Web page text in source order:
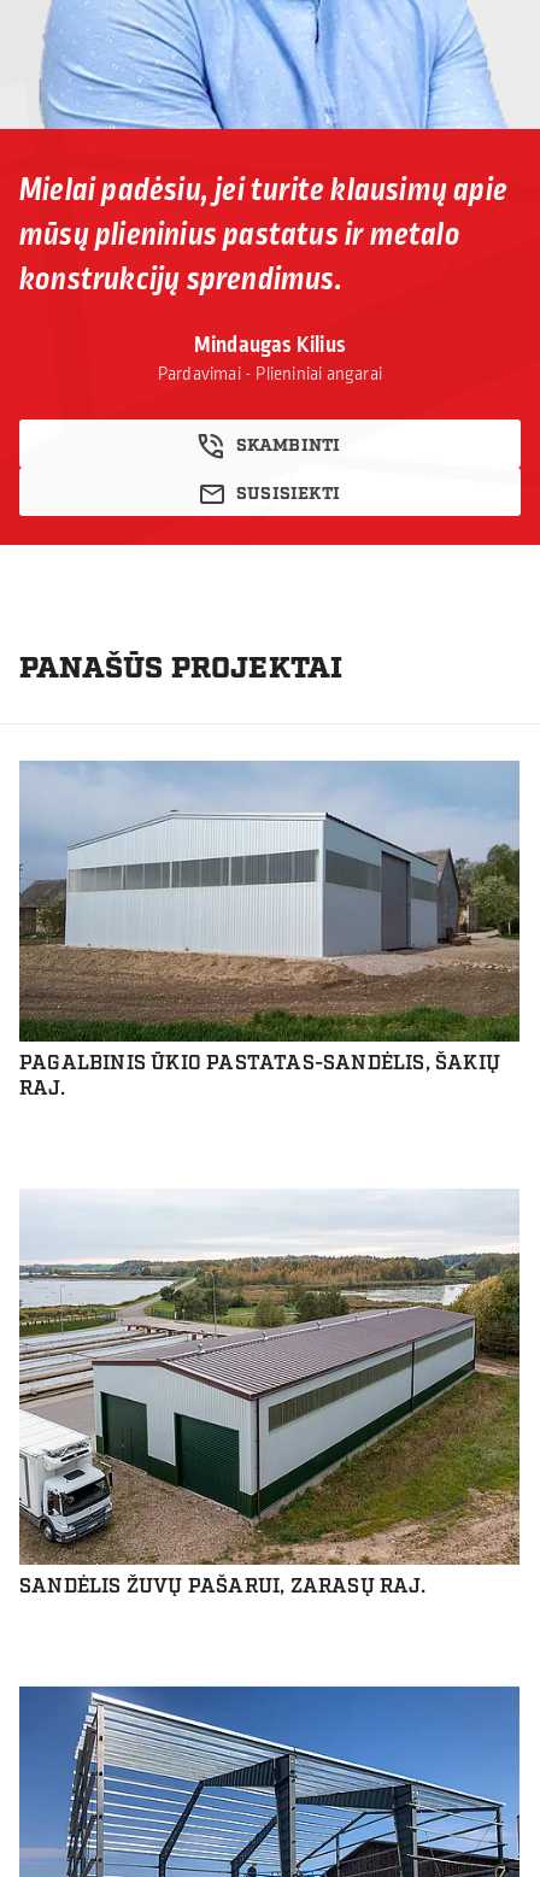
Mindaugas Kilius
Pardavimai - Plieniniai angarai
SKAMBINTI
SUSISIEKTI
Mielai padėsiu, jei turite klausimų apie
mūsų plieninius pastatus ir metalo
konstrukcijų sprendimus.
PANAŠŪS PROJEKTAI
PAGALBINIS ŪKIO PASTATAS-SANDĖLIS, ŠAKIŲ
RAJ.
SANDĖLIS ŽUVŲ PAŠARUI, ZARASŲ RAJ.